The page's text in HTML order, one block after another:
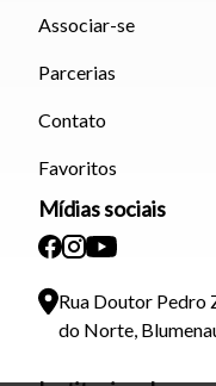
Associar-se
Parcerias
Contato
Favoritos
Mídias sociais
Rua Doutor Pedro
do Norte,